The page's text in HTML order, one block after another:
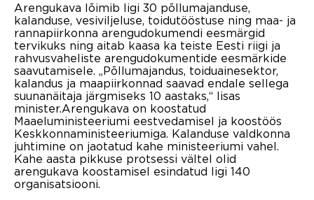
Arengukava lõimib ligi 30 põllumajanduse,
kalanduse, vesiviljeluse, toidutööstuse ning maa- ja
rannapiirkonna arengudokumendi eesmärgid
tervikuks ning aitab kaasa ka teiste Eesti riigi ja
rahvusvaheliste arengudokumentide eesmärkide
saavutamisele. „Põllumajandus, toiduainesektor,
kalandus ja maapiirkonnad saavad endale sellega
suunanäitaja järgmiseks 10 aastaks,“ lisas
minister.Arengukava on koostatud
Maaeluministeeriumi eestvedamisel ja koostöös
Keskkonnaministeeriumiga. Kalanduse valdkonna
juhtimine on jaotatud kahe ministeeriumi vahel.
Kahe aasta pikkuse protsessi vältel olid
arengukava koostamisel esindatud ligi 140
organisatsiooni.